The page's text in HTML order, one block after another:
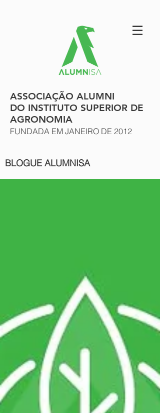
ASSOCIAÇÃO ALUMNI
DO INSTITUTO SUPERIOR DE
AGRONOMIA
FUNDADA EM JANEIRO DE 2012
BLOGUE ALUMNISA